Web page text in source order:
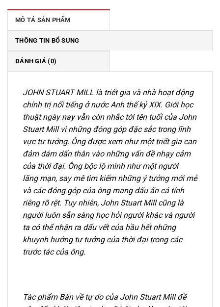
MÔ TẢ SẢN PHẨM
THÔNG TIN BỔ SUNG
ĐÁNH GIÁ (0)
JOHN STUART MILL là triết gia và nhà hoạt động
chính trị nổi tiếng ở nước Anh thế kỷXIX. Giới học
thuật ngày nay vẫn còn nhắc tới tên tuổi của John
Stuart Mill vì những đóng góp đặc sắc trong lĩnh
vực tư tưởng. Ông được xem như một triết gia can
đảm dám dấn thân vào những vấn đề nhạy cảm
của thời đại. Ông bộc lộ mình như một người
lãng mạn, say mê tìm kiếm những ý tưởng mới mẻ
và các đóng góp của ông mang dấu ấn cá tính
riêng rõ rệt. Tuy nhiên, John Stuart Mill cũng là
người luôn sẵn sàng học hỏi ngườikhác và người
ta có thể nhận ra dấu vết của hầu hết những
khuynh hướng tư tưởng của thời đại trong các
trước tác của ông.
Tác phẩm Bàn về tự do của John Stuart Mill đề